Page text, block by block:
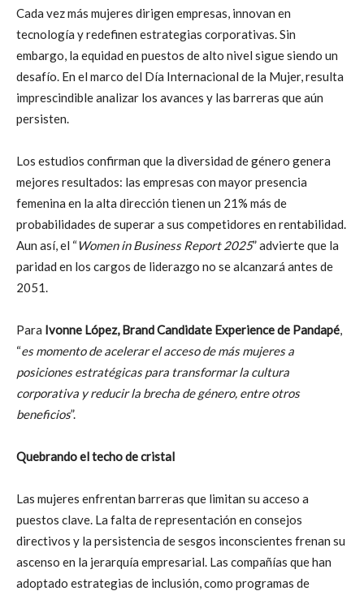
Cada vez más mujeres dirigen empresas, innovan en
tecnología y redefinen estrategias corporativas. Sin
embargo, la equidad en puestos de alto nivel sigue siendo un
desafío. En el marco del Día Internacional de la Mujer, resulta
imprescindible analizar los avances y las barreras que aún
persisten.
Los estudios confirman que la diversidad de género genera
mejores resultados: las empresas con mayor presencia
femenina en la alta dirección tienen un 21% más de
probabilidades de superar a sus competidores en rentabilidad.
Aun así, el “Women in Business Report 2025” advierte que la
paridad en los cargos de liderazgo no se alcanzará antes de
2051.
Para Ivonne López, Brand Candidate Experience de Pandapé,
“es momento de acelerar el acceso de más mujeres a
posiciones estratégicas para transformar la cultura
corporativa y reducir la brecha de género, entre otros
beneficios”.
Quebrando el techo de cristal
Las mujeres enfrentan barreras que limitan su acceso a
puestos clave. La falta de representación en consejos
directivos y la persistencia de sesgos inconscientes frenan su
ascenso en la jerarquía empresarial. Las compañías que han
adoptado estrategias de inclusión, como programas de